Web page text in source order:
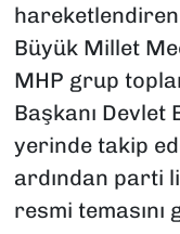
Büyük Millet
MHP grup
Başkanı Devlet
yerinde takip
ardından parti
resmi